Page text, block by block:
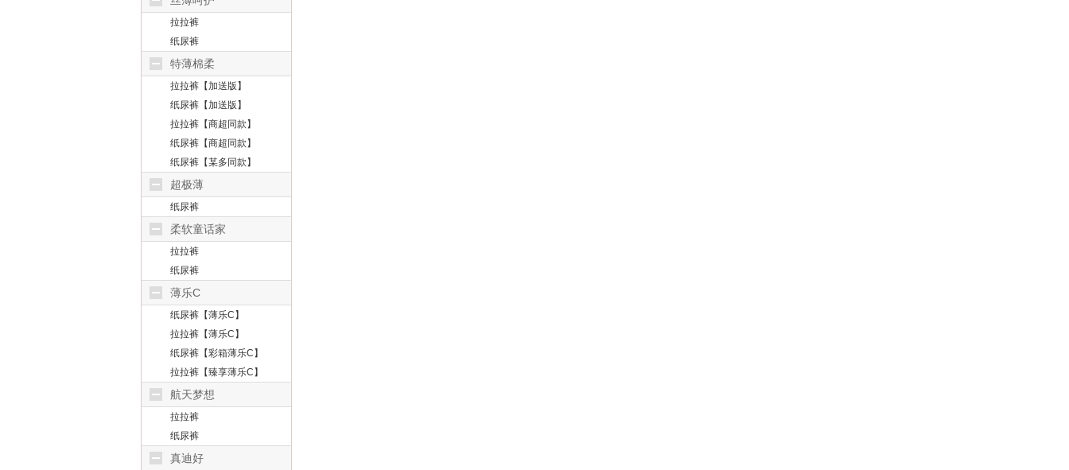
拉拉裤
纸尿裤
特薄棉柔
拉拉裤【加送版】
纸尿裤【加送版】
拉拉裤【商超同款】
纸尿裤【商超同款】
纸尿裤【某多同款】
超极薄
纸尿裤
柔软童话家
拉拉裤
纸尿裤
薄乐C
纸尿裤【薄乐C】
拉拉裤【薄乐C】
纸尿裤【彩箱薄乐C】
拉拉裤【臻享薄乐C】
航天梦想
拉拉裤
纸尿裤
真迪好